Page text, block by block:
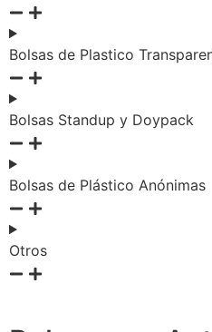
Bolsas de Plastico
Bolsas Standup y Doypack
Bolsas de Plástico Anónimas
Otros